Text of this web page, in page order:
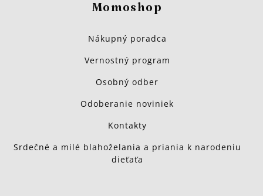
Momoshop
Nákupný poradca
Vernostný program
Osobný odber
Odoberanie noviniek
Kontakty
Srdečné a milé blahoželania a priania k narodeniu
dieťaťa